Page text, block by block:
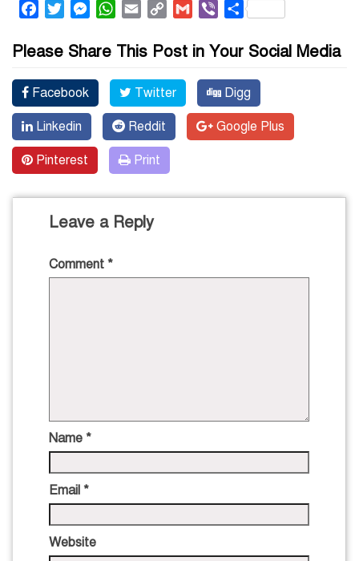
FacebookTwitterMessenger
WhatsApp
Email
Copy
Gmail ViberShare
Please Share This Post in Your Social Media
Facebook Twitter Digg
Linkedin Reddit Google Plus
Pinterest Print
Leave a Reply
Comment *
Name *
Email *
Website